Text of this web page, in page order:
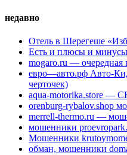
недавно
Отель в Шерегеше
Есть и плюсы и минусы
mogaro.ru — очередная
евро—авто.рф Авто-
черточек)
aqua-motorika.store —
orenburg-rybalov.shop
merrell-thermo.ru —
мошенники
Мошенники
обман, мошенники